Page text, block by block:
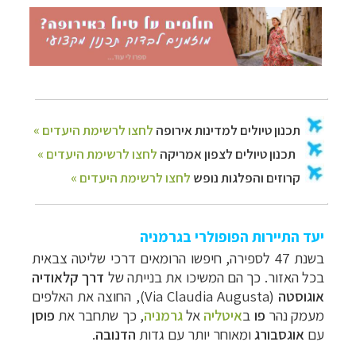
קרוזים והפלגות נופש לחצו לרשימת היעדים »
יעד התיירות הפופולרי בגרמניה
בשנת 47 לספירה, חיפשו הרומאים דרכי שליטה צבאית
בכל האזור. כך הם המשיכו את בנייתה של דרך קלאודיה
אוגוסטה (
Via Claudia Augusta), החוצה את האלפים
מעמק נהר פו באיטליה אלגרמניה, כך שתחבר את פוסן
עם אוגסבורגומאוחר יותר עם גדות הדנובה.